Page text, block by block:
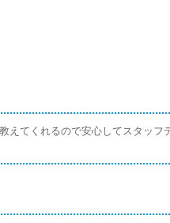
てくれるので安心してスタッフ